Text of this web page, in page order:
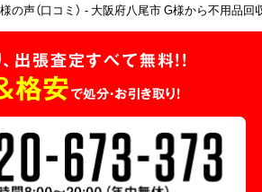
の声（口コミ） 大阪府八尾市 G様から不用品回
出張査定すべて無料!!
格安で処分・お引き取り！